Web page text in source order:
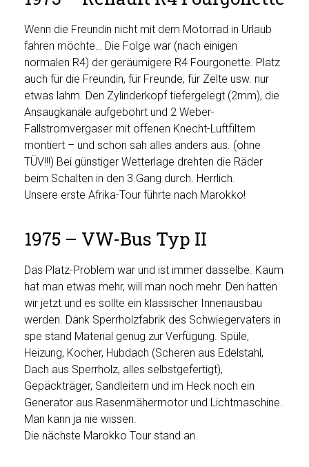
Wenn die Freundin nicht mit dem Motorrad in Urlaub
fahren möchte… Die Folge war (nach einigen
normalen R4) der geräumigere R4 Fourgonette. Platz
auch für die Freundin, für Freunde, für Zelte usw. nur
etwas lahm. Den Zylinderkopf tiefergelegt (2mm), die
Ansaugkanäle aufgebohrt und 2 Weber-
Fallstromvergaser mit offenen Knecht-Luftfiltern
montiert – und schon sah alles anders aus. (ohne
TÜV!!!) Bei günstiger Wetterlage drehten die Räder
beim Schalten in den 3.Gang durch. Herrlich.
Unsere erste Afrika-Tour führte nach Marokko!
1975 – VW-Bus Typ II
Das Platz-Problem war und ist immer dasselbe. Kaum
hat man etwas mehr, will man noch mehr. Den hatten
wir jetzt und es sollte ein klassischer Innenausbau
werden. Dank Sperrholzfabrik des Schwiegervaters in
spe stand Material genug zur Verfügung. Spüle,
Heizung, Kocher, Hubdach (Scheren aus Edelstahl,
Dach aus Sperrholz, alles selbstgefertigt),
Gepäckträger, Sandleitern und im Heck noch ein
Generator aus Rasenmähermotor und Lichtmaschine.
Man kann ja nie wissen.
Die nächste Marokko Tour stand an.